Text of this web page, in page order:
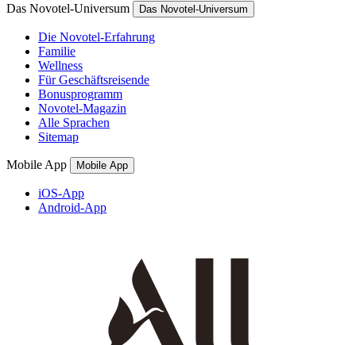
Das Novotel-Universum Das Novotel-Universum
Die Novotel-Erfahrung
Familie
Wellness
Für Geschäftsreisende
Bonusprogramm
Novotel-Magazin
Alle Sprachen
Sitemap
Mobile App Mobile App
iOS-App
Android-App